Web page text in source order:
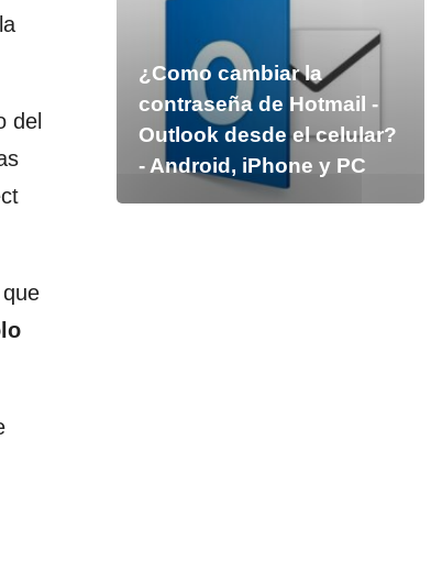
del
¿Como cambiar la
contraseña de Hotmail -
Outlook desde el celular?
- Android, iPhone y PC